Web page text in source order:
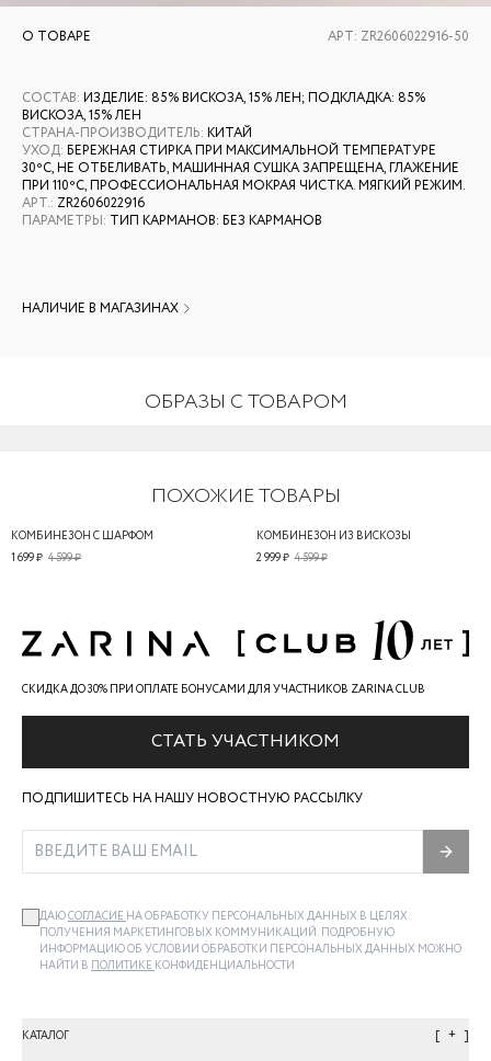
О ТОВАРЕ АРТ: ZR2606022916-50
СОСТАВ: ИЗДЕЛИЕ: 85% ВИСКОЗА, 15% ЛЕН; ПОДКЛАДКА: 85%
ВИСКОЗА, 15% ЛЕН
СТРАНА-ПРОИЗВОДИТЕЛЬ: КИТАЙ
УХОД: БЕРЕЖНАЯ СТИРКА ПРИ МАКСИМАЛЬНОЙ ТЕМПЕРАТУРЕ
30ºС, НЕ ОТБЕЛИВАТЬ, МАШИННАЯ СУШКА ЗАПРЕЩЕНА, ГЛАЖЕНИЕ
ПРИ 110ºС, ПРОФЕССИОНАЛЬНАЯ МОКРАЯ ЧИСТКА. МЯГКИЙ РЕЖИМ.
АРТ.: ZR2606022916
ПАРАМЕТРЫ: ТИП КАРМАНОВ: БЕЗ КАРМАНОВ
НАЛИЧИЕ В МАГАЗИНАХ
ОБРАЗЫ С ТОВАРОМ
ПОХОЖИЕ ТОВАРЫ
КОМБИНЕЗОН С ШАРФОМ
4 599 ₽
1 699 ₽
КОМБИНЕЗОН ИЗ ВИСКОЗЫ
4 599 ₽
2 999 ₽
СКИДКА ДО 30% ПРИ ОПЛАТЕ БОНУСАМИ ДЛЯ УЧАСТНИКОВ ZARINA CLUB
СТАТЬ УЧАСТНИКОМ
ПОДПИШИТЕСЬ НА НАШУ НОВОСТНУЮ РАССЫЛКУ
ДАЮСОГЛАСИЕ НА ОБРАБОТКУ ПЕРСОНАЛЬНЫХ ДАННЫХ В ЦЕЛЯХ
ПОЛУЧЕНИЯ МАРКЕТИНГОВЫХ КОММУНИКАЦИЙ. ПОДРОБНУЮ
ИНФОРМАЦИЮ ОБ УСЛОВИИ ОБРАБОТКИ ПЕРСОНАЛЬНЫХ ДАННЫХ МОЖНО
НАЙТИ В ПОЛИТИКЕ КОНФИДЕНЦИАЛЬНОСТИ
КАТАЛОГ +